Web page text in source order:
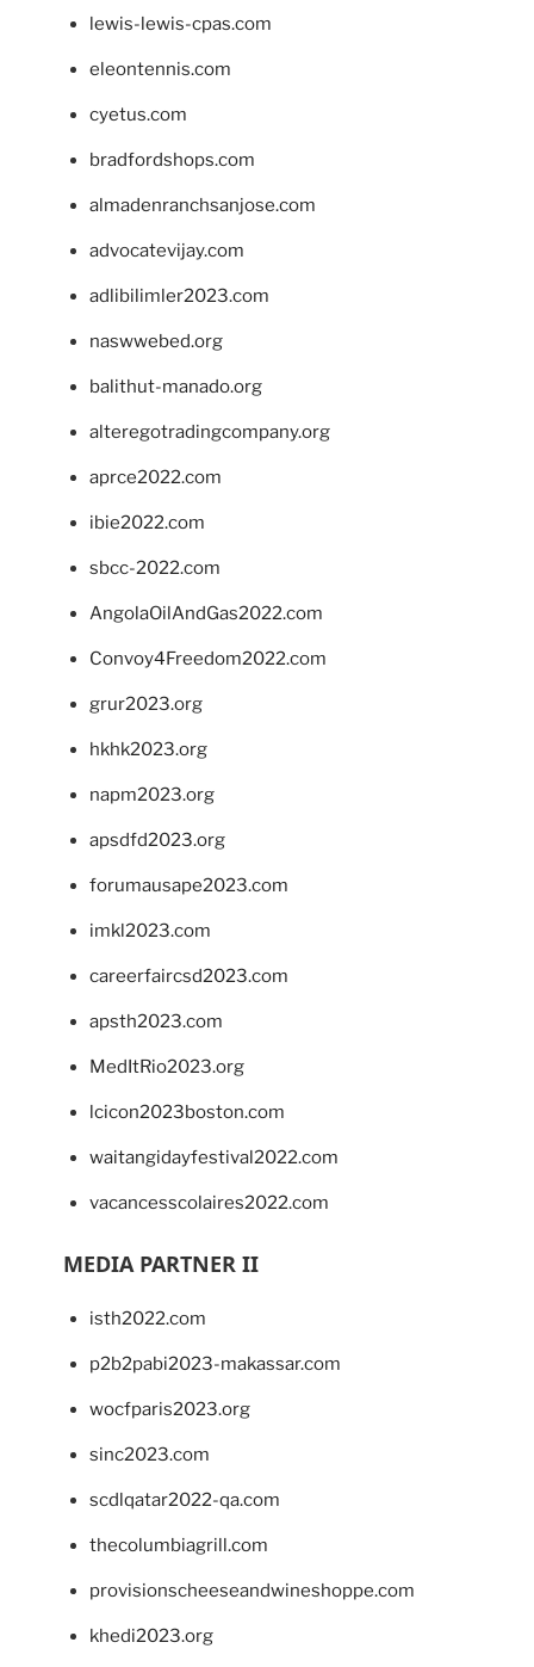
lewis-lewis-cpas.com
eleontennis.com
cyetus.com
bradfordshops.com
almadenranchsanjose.com
advocatevijay.com
adlibilimler2023.com
naswwebed.org
balithut-manado.org
alteregotradingcompany.org
aprce2022.com
ibie2022.com
sbcc-2022.com
AngolaOilAndGas2022.com
Convoy4Freedom2022.com
grur2023.org
hkhk2023.org
napm2023.org
apsdfd2023.org
forumausape2023.com
imkl2023.com
careerfaircsd2023.com
apsth2023.com
MedItRio2023.org
lcicon2023boston.com
waitangidayfestival2022.com
vacancesscolaires2022.com
MEDIA PARTNER II
isth2022.com
p2b2pabi2023-makassar.com
wocfparis2023.org
sinc2023.com
scdlqatar2022-qa.com
thecolumbiagrill.com
provisionscheeseandwineshoppe.com
khedi2023.org